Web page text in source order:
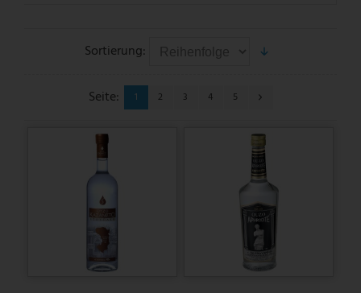
Sortierung:
Seite: 1 2 3 4 5